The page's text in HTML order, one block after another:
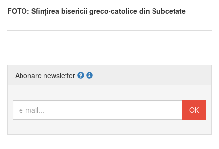
FOTO: Sfințirea bisericii greco-catolice din Subcetate
Abonare newsletter